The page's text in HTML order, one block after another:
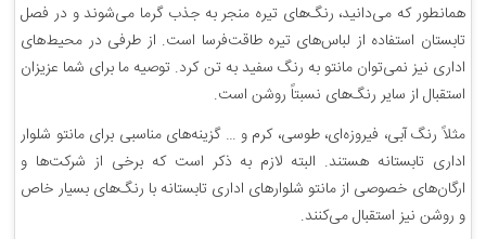
همانطور که می‌دانید، رنگ‌های تیره منجر به جذب گرما می‌شوند و در فصل
تابستان استفاده از لباس‌های تیره طاقت‌فرسا است. از طرفی در محیط‌های
اداری نیز نمی‌توان مانتو به رنگ سفید به تن کرد. توصیه ما برای شما عزیزان
استقبال از سایر رنگ‌های نسبتاً روشن است.
مثلاً رنگ آبی، فیروزه‌ای، طوسی، کرم و … گزینه‌های مناسبی برای مانتو شلوار
اداری تابستانه هستند. البته لازم به ذکر است که برخی از شرکت‌ها و
ارگان‌های خصوصی از مانتو شلوارهای اداری تابستانه با رنگ‌های بسیار خاص
و روشن نیز استقبال می‌کنند.